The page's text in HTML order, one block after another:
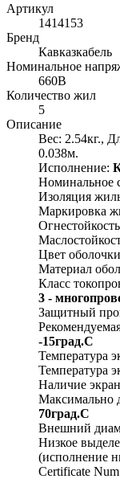
Артикул
1414153
Бренд
Кавказкабель
Номинальное
660В
Количество жил
5
Описание
Вес: 2.54кг.,
0.038м.
Исполнение:
Номинальное
Изоляция
Маркировка
Цвет
Материал
Класс
3 -
Защитный
-15град.C
Температура
Температура
Наличие
Максимально
70град.C
Внешний
Низкое
(исполнение
Certificate